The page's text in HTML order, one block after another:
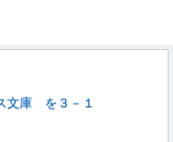
文庫 を３－１